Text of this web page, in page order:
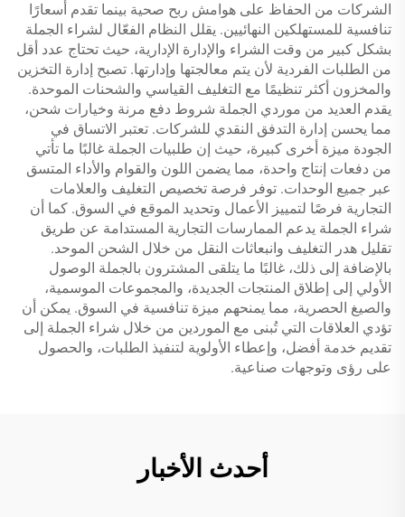
الشركات من الحفاظ على هوامش ربح صحية بينما تقدم أسعارًا
تنافسية للمستهلكين النهائيين. يقلل النظام الفعّال لشراء الجملة
بشكل كبير من وقت الشراء والإدارة الإدارية، حيث تحتاج عدد أقل
من الطلبات الفردية لأن يتم معالجتها وإدارتها. تصبح إدارة التخزين
والمخزون أكثر تنظيمًا مع التغليف القياسي والشحنات الموحدة.
يقدم العديد من موردي الجملة شروط دفع مرنة وخيارات شحن،
مما يحسن إدارة التدفق النقدي للشركات. تعتبر الاتساق في
الجودة ميزة أخرى كبيرة، حيث إن طلبيات الجملة غالبًا ما تأتي
من دفعات إنتاج واحدة، مما يضمن اللون والقوام والأداء المتسق
عبر جميع الوحدات. توفر فرصة تخصيص التغليف والعلامات
التجارية فرصًا لتمييز الأعمال وتحديد الموقع في السوق. كما أن
شراء الجملة يدعم الممارسات التجارية المستدامة عن طريق
تقليل هدر التغليف وانبعاثات النقل من خلال الشحن الموحد.
بالإضافة إلى ذلك، غالبًا ما يتلقى المشترون بالجملة الوصول
الأولي إلى إطلاق المنتجات الجديدة، والمجموعات الموسمية،
والصيغ الحصرية، مما يمنحهم ميزة تنافسية في السوق. يمكن أن
تؤدي العلاقات التي تُبنى مع الموردين من خلال شراء الجملة إلى
تقديم خدمة أفضل، وإعطاء الأولوية لتنفيذ الطلبات، والحصول
على رؤى وتوجهات صناعية.
أحدث الأخبار